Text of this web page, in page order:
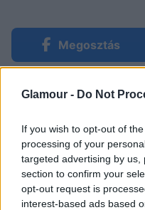
Glamour - Do Not
If you wish to opt-out of
processing of your
targeted advertising by
section to confirm your
opt-out request is
interest-based ads based
Megosztás
Ha van drámai